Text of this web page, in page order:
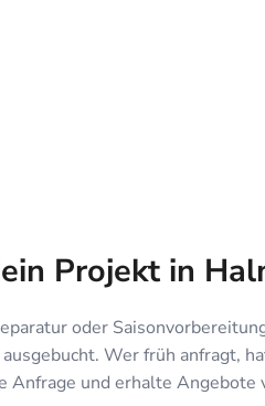
Projekt in
oder
Wer früh anfragt,
Anfrage und erhalte Angebote